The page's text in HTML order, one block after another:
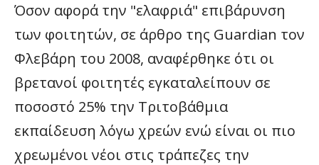
Όσον αφορά την "ελαφριά" επιβάρυνση
των φοιτητών, σε άρθρο της Guardian τον
Φλεβάρη του 2008, αναφέρθηκε ότι οι
βρετανοί φοιτητές εγκαταλείπουν σε
ποσοστό 25% την Τριτοβάθμια
εκπαίδευση λόγω χρεών ενώ είναι οι πιο
χρεωμένοι νέοι στις τράπεζες την